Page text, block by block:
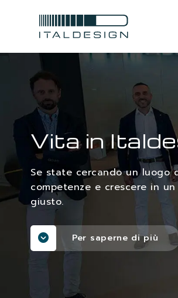
Vita in
Se state cercando un luogo
competenze e crescere in
giusto.
Per saperne di più